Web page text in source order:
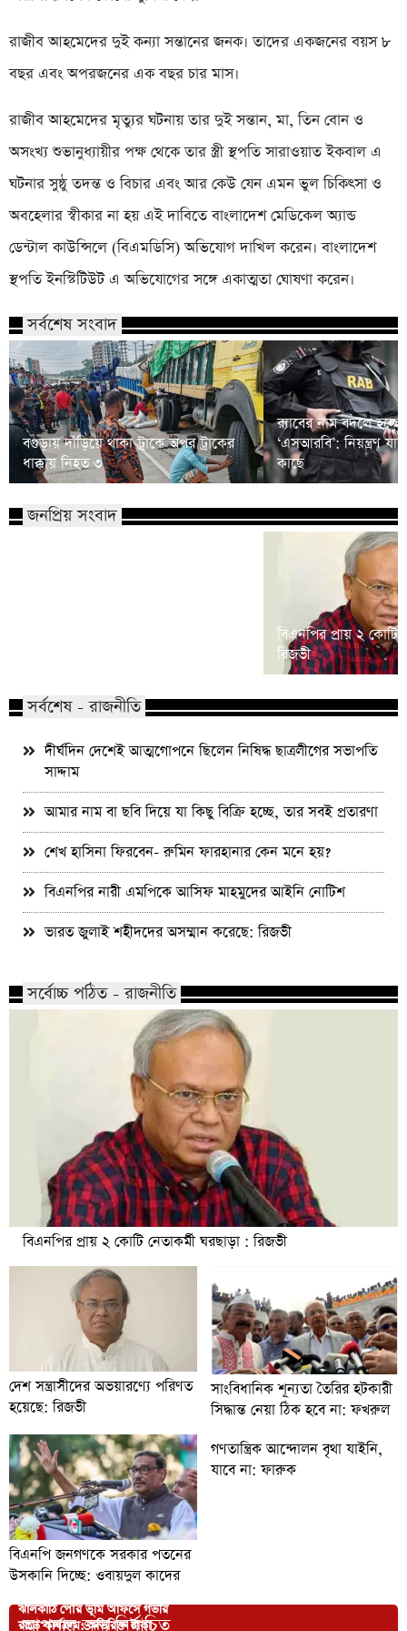
রাজীব আহমেদের দুই কন্যা সন্তানের জনক। তাদের একজনের বয়স ৮
বছর এবং অপরজনের এক বছর চার মাস।
রাজীব আহমেদের মৃত্যুর ঘটনায় তার দুই সন্তান, মা, তিন বোন ও
অসংখ্য শুভানুধ্যায়ীর পক্ষ থেকে তার স্ত্রী স্থপতি সারাওয়াত ইকবাল এ
ঘটনার সুষ্ঠু তদন্ত ও বিচার এবং আর কেউ যেন এমন ভুল চিকিৎসা ও
অবহেলার স্বীকার না হয় এই দাবিতে বাংলাদেশ মেডিকেল অ্যান্ড
ডেন্টাল কাউন্সিলে (বিএমডিসি) অভিযোগ দাখিল করেন। বাংলাদেশ
স্থপতি ইনস্টিটিউট এ অভিযোগের সঙ্গে একাত্মতা ঘোষণা করেন।
সর্বশেষ সংবাদ
বগুড়ায় দাঁড়িয়ে থাকা ট্রাকে অপর ট্রাকের
ধাক্কায় নিহত ৩
র‍্যাবের নাম বদলে হচ্ছে
‘এসআরবি’: নিয়ন্ত্রণ
কাছে
জনপ্রিয় সংবাদ
বিএনপির প্রায় ২ কোটি
রিজভী
সর্বশেষ - রাজনীতি
দীর্ঘদিন দেশেই আত্মগোপনে ছিলেন নিষিদ্ধ ছাত্রলীগের সভাপতি
সাদ্দাম
আমার নাম বা ছবি দিয়ে যা কিছু বিক্রি হচ্ছে, তার সবই প্রতারণা
শেখ হাসিনা ফিরবেন- রুমিন ফারহানার কেন মনে হয়?
বিএনপির নারী এমপিকে আসিফ মাহমুদের আইনি নোটিশ
ভারত জুলাই শহীদদের অসম্মান করেছে: রিজভী
সর্বোচ্চ পঠিত - রাজনীতি
বিএনপির প্রায় ২ কোটি নেতাকর্মী ঘরছাড়া : রিজভী
দেশ সন্ত্রাসীদের অভয়ারণ্যে পরিণত
হয়েছে: রিজভী
সাংবিধানিক শূন্যতা তৈরির হটকারী
সিদ্ধান্ত নেয়া ঠিক হবে না: ফখরুল
বিএনপি জনগণকে সরকার পতনের
উসকানি দিচ্ছে: ওবায়দুল কাদের
গণতান্ত্রিক আন্দোলন বৃথা যাইনি,
যাবে না: ফারুক
আপনার জন্য নির্বাচিত
ঝালকাঠি পৌর ভূমি অফিসে গভীর
রাতে কার্যক্রম: অতিরিক্ত টাকা